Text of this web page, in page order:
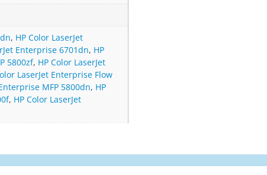
, HP Color LaserJet
Enterprise 6701dn, HP
5800zf, HP Color LaserJet
LaserJet Enterprise Flow
MFP 5800dn, HP
, HP Color LaserJet